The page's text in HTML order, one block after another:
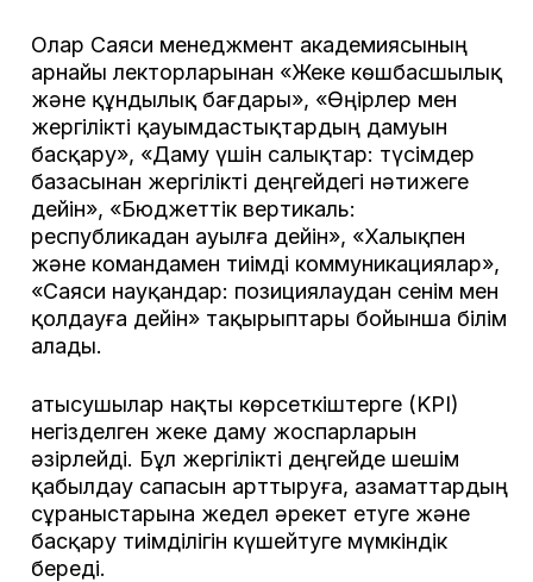
Олар Саяси менеджмент академиясының
арнайы лекторларынан «Жеке көшбасшылық
және құндылық бағдары», «Өңірлер мен
жергілікті қауымдастықтардың дамуын
басқару», «Даму үшін салықтар: түсімдер
базасынан жергілікті деңгейдегі нәтижеге
дейін», «Бюджеттік вертикаль:
республикадан ауылға дейін», «Халықпен
және командамен тиімді коммуникациялар»,
«Саяси науқандар: позициялаудан сенім мен
қолдауға дейін» тақырыптары бойынша білім
алады.
Қатысушылар нақты көрсеткіштерге (KPI)
негізделген жеке даму жоспарларын
әзірлейді. Бұл жергілікті деңгейде шешім
қабылдау сапасын арттыруға, азаматтардың
сұраныстарына жедел әрекет етуге және
басқару тиімділігін күшейтуге мүмкіндік
береді.